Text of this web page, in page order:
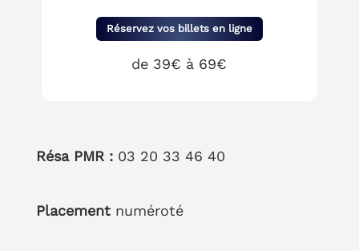
Réservez vos billets en ligne
de 39€ à 69€
Résa PMR : 03 20 33 46 40
Placement numéroté